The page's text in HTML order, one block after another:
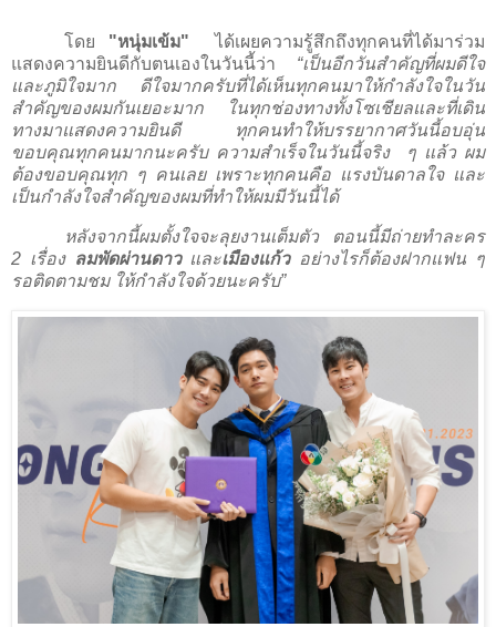
โดย "หนุ่มเข้ม"
ได้เผยความรู้สึกถึงทุกคนที่ได้มาร่วม
แสดงความยินดีกับตนเองในวันนี้ว่า
“เป็นอีกวันสำคัญที่ผมดีใจ
และภูมิใจมาก ดีใจมากครับที่ได้เห็นทุกคนมาให้กำลังใจในวัน
สำคัญของผมกันเยอะมาก ในทุกช่องทางทั้งโซเชียลและที่เดิน
ทางมาแสดงความยินดี
ทุกคนทำให้บรรยากาศวันนี้อบอุ่น
ขอบคุณทุกคนมากนะครับ ความสำเร็จในวันนี้จริง
ๆ แล้ว ผม
ต้องขอบคุณทุก ๆ คนเลย เพราะทุกคนคือ แรงบันดาลใจ และ
เป็นกำลังใจสำคัญของผมที่ทำให้ผมมีวันนี้ได้
หลังจากนี้ผมตั้งใจจะลุยงานเต็มตัว ตอนนี้มีถ่ายทำละคร
2 เรื่อง ลมพัดผ่านดาวและเมืองแก้วอย่างไรก็ต้องฝากแฟน ๆ
รอติดตามชม ให้กำลังใจด้วยนะครับ”